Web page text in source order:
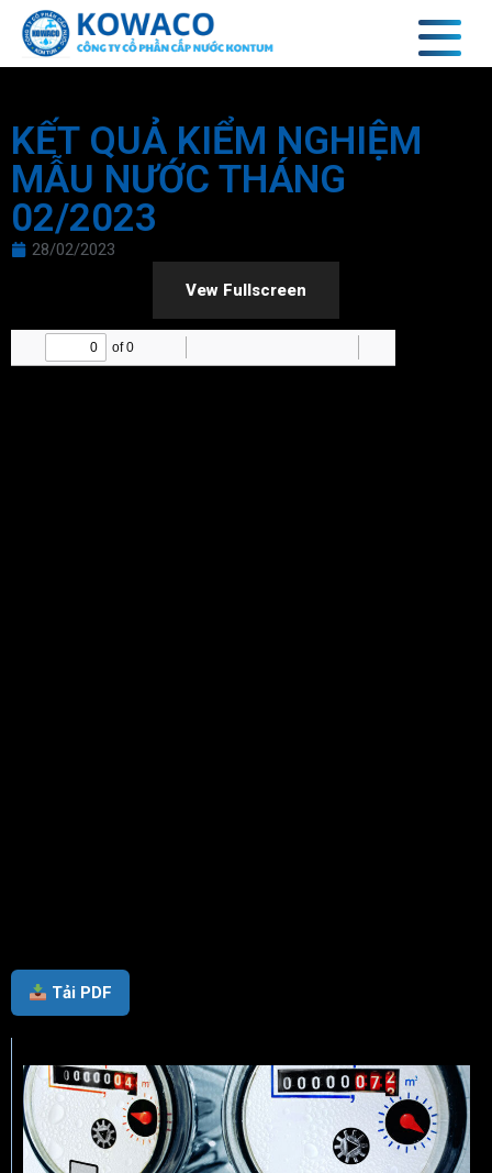
KẾT QUẢ KIỂM NGHIỆM
MẪU NƯỚC THÁNG
02/2023
28/02/2023
Vew Fullscreen
Tải PDF